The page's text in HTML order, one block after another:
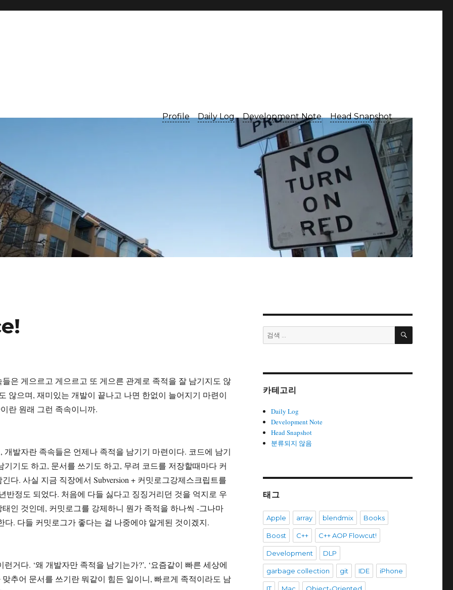
Profile Daily Log Development Note Head Snapshot
은 게으르고 게으르고 또 게으른 관계로 족적을 잘 남기지도 않
않으며, 재미있는 개발이 끝나고 나면 한없이 늘어지기 마련이
란 원래 그런 족속이니까.
개발자란 족속들은 언제나 족적을 남기기 마련이다. 코드에 남기
기기도 하고, 문서를 쓰기도 하고, 무려 코드를 저장할때마다 커
다. 사실 지금 직장에서 Subversion + 커밋로그강제스크립트를
반정도 되었다. 처음에 다들 싫다고 징징거리던 것을 억지로 우
인 것인데, 커밋로그를 강제하니 뭔가 족적을 하나씩 -그나마
다. 다들 커밋로그가 좋다는 걸 나중에야 알게된 것이겠지.
런거다. ‘왜 개발자만 족적을 남기는가?’, ‘요즘같이 빠른 세상에
추어 문서를 쓰기란 뭐같이 힘든 일이니, 빠르게 족적이라도 남
검
색:
검
카테고리
Daily Log
Development Note
Head Snapshot
분류되지 않음
태그
Apple array blendmix Books
Boost C++ C++ AOP Flowcut!
Development DLP
garbage collection git IDE iPhone